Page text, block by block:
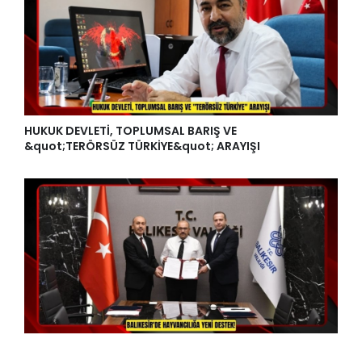
HUKUK DEVLETİ, TOPLUMSAL BARIŞ VE
&quot;TERÖRSÜZ TÜRKİYE&quot; ARAYIŞI